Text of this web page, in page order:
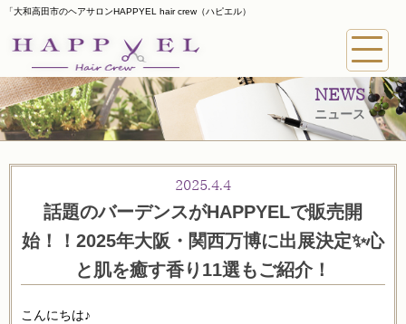
「大和高田市のヘアサロンHAPPYEL hair crew（ハピエル）
NEWS
ニュース
2025.4.4
話題のバーデンスがHAPPYELで販売開
始！！2025年大阪・関西万博に出展決定✨心
と肌を癒す香り11選もご紹介！
こんにちは♪